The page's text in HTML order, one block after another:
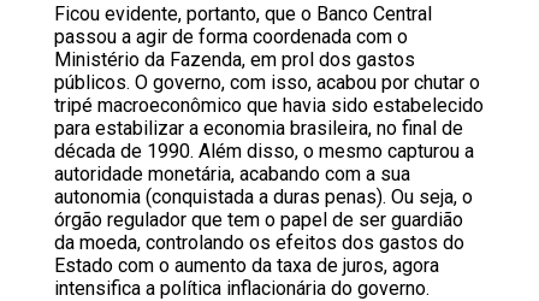
Ficou evidente, portanto, que o Banco Central
passou a agir de forma coordenada com o
Ministério da Fazenda, em prol dos gastos
públicos. O governo, com isso, acabou por chutar o
tripé macroeconômico que havia sido estabelecido
para estabilizar a economia brasileira, no final de
década de 1990. Além disso, o mesmo capturou a
autoridade monetária, acabando com a sua
autonomia (conquistada a duras penas). Ou seja, o
órgão regulador que tem o papel de ser guardião
da moeda, controlando os efeitos dos gastos do
Estado com o aumento da taxa de juros, agora
intensifica a política inflacionária do governo.